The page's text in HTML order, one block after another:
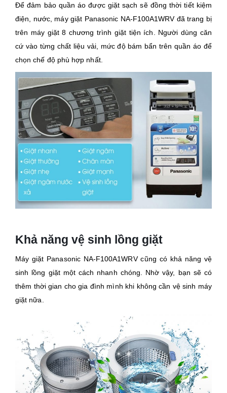
Để đảm bảo quần áo được giặt sạch sẽ đồng thời tiết kiệm
điện, nước, máy giặt Panasonic NA-F100A1WRV đã trang bị
trên máy giặt 8 chương trình giặt tiện ích. Người dùng căn
cứ vào từng chất liệu vải, mức độ bám bẩn trên quần áo để
chọn chế độ phù hợp nhất.
Khả năng vệ sinh lồng giặt
Máy giặt Panasonic NA-F100A1WRV cũng có khả năng vệ
sinh lồng giặt một cách nhanh chóng. Nhờ vậy, bạn sẽ có
thêm thời gian cho gia đình mình khi không cần vệ sinh máy
giặt nữa.